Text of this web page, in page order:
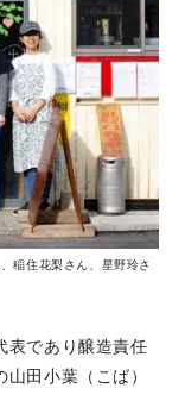
稲住花梨さん、星野玲さ
表であり醸造責任
田小葉（こば）